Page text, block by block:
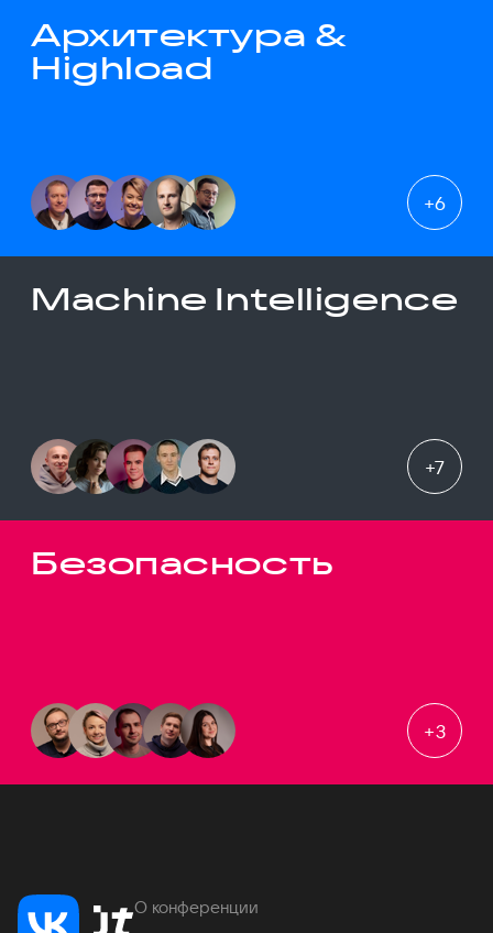
Архитектура &
Highload
+6
Machine Intelligence
+7
Безопасность
+3
О конференции